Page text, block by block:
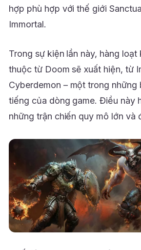
hợp phù hợp với thế giới
Immortal.
Trong sự kiện lần này, hàng loạt
thuộc từ Doom sẽ xuất hiện, từ
Cyberdemon – một trong những
tiếng của dòng game. Điều này
những trận chiến quy mô lớn và